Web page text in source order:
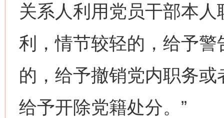
关系人利用党员干部本
利，情节较轻的，给予
的，给予撤销党内职务
给予开除党籍处分。”